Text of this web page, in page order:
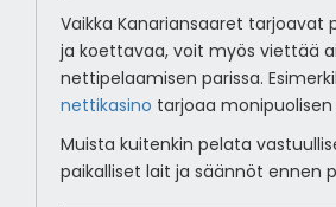
Vaikka Kanariansaaret tarjoavat
ja koettavaa, voit myös viettää
nettipelaamisen parissa.
nettikasino tarjoaa
Muista kuitenkin pelata
paikalliset lait ja säännöt ennen